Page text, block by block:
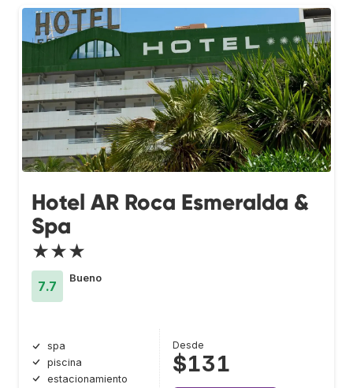
Hotel AR Roca Esmeralda &
Spa
★★★
7.7
Bueno
spa
piscina
estacionamiento
Desde
$131